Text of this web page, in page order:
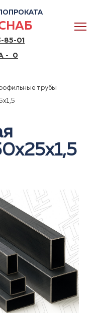
+7(937)093-85-01
85-01
- 0
трубы